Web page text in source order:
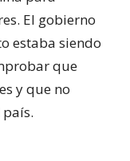
El gobierno
estaba siendo
que
y que no